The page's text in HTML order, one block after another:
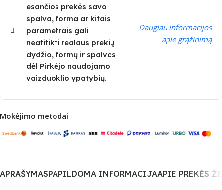
esančios prekės savo
spalva, forma ar kitais
parametrais gali
neatitikti realaus prekių
dydžio, formų ir spalvos
dėl Pirkėjo naudojamo
vaizduoklio ypatybių.
Daugiau informacijos
apie grąžinimą
Mokėjimo metodai
APRAŠYMASPAPILDOMA INFORMACIJAAPIE PREKĖS